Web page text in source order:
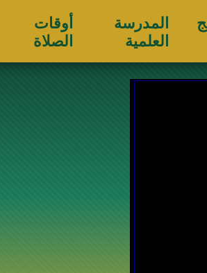
المدرسة
العلمية
أوقات
الصلاة